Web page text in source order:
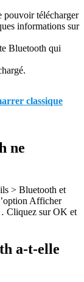
pouvoir télécharger
informations sur
Bluetooth qui
classique
ne
> Bluetooth et
Afficher
Cliquez sur OK et
a-t-elle